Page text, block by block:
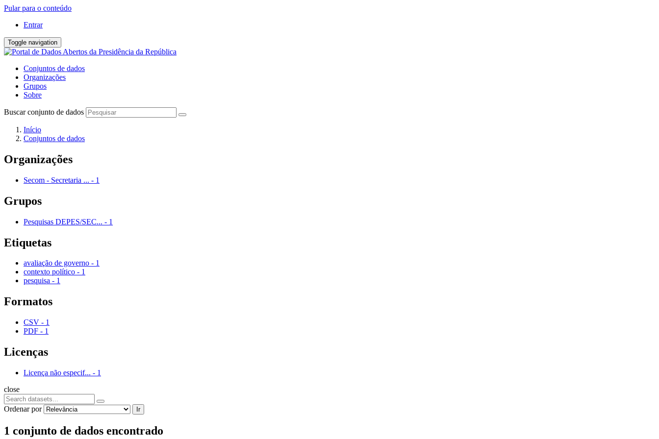
Pular para o conteúdo
Entrar
Toggle navigation
Conjuntos de dados
Organizações
Grupos
Sobre
Buscar conjunto de dados
Início
Conjuntos de dados
Organizações
Secom - Secretaria ... - 1
Grupos
Pesquisas DEPES/SEC... - 1
Etiquetas
avaliação de governo - 1
contexto político - 1
pesquisa - 1
Formatos
CSV - 1
PDF - 1
Licenças
Licença não especif... - 1
close
Ordenar por Ir
1 conjunto de dados encontrado